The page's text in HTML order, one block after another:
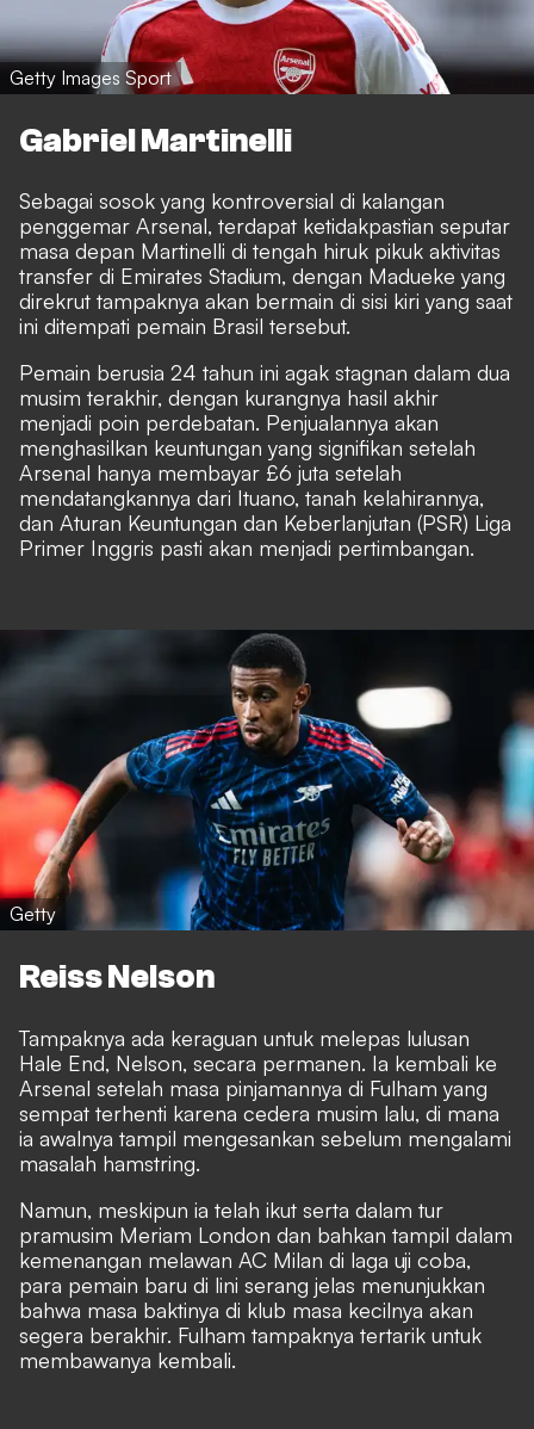
Getty Images Sport
Gabriel Martinelli
Sebagai sosok yang kontroversial di kalangan
penggemar Arsenal, terdapat ketidakpastian seputar
masa depan Martinelli di tengah hiruk pikuk aktivitas
transfer di Emirates Stadium, dengan Madueke yang
direkrut tampaknya akan bermain di sisi kiri yang saat
ini ditempati pemain Brasil tersebut.
Pemain berusia 24 tahun ini agak stagnan dalam dua
musim terakhir, dengan kurangnya hasil akhir
menjadi poin perdebatan. Penjualannya akan
menghasilkan keuntungan yang signifikan setelah
Arsenal hanya membayar £6 juta setelah
mendatangkannya dari Ituano, tanah kelahirannya,
dan Aturan Keuntungan dan Keberlanjutan (PSR) Liga
Primer Inggris pasti akan menjadi pertimbangan.
Getty
Reiss Nelson
Tampaknya ada keraguan untuk melepas lulusan
Hale End, Nelson, secara permanen. Ia kembali ke
Arsenal setelah masa pinjamannya di Fulham yang
sempat terhenti karena cedera musim lalu, di mana
ia awalnya tampil mengesankan sebelum mengalami
masalah hamstring.
Namun, meskipun ia telah ikut serta dalam tur
pramusim Meriam London dan bahkan tampil dalam
kemenangan melawan AC Milan di laga uji coba,
para pemain baru di lini serang jelas menunjukkan
bahwa masa baktinya di klub masa kecilnya akan
segera berakhir. Fulham tampaknya tertarik untuk
membawanya kembali.